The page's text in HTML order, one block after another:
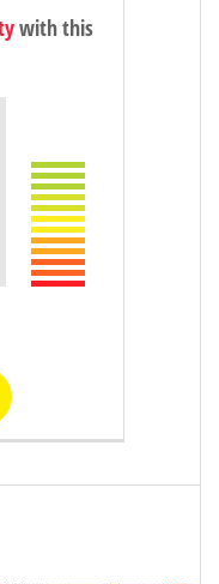
with this